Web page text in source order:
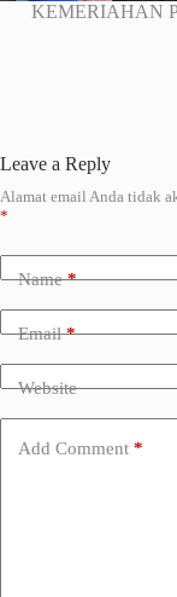
KEMERIAHAN
Leave a Reply
Alamat email Anda tidak
*
Name*
Email*
Website
Add Comment *
A
l
r
n
v
e